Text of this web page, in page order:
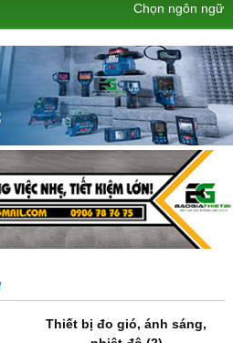
Chọn ngôn ngữ
Thiết bị đo gió, ánh sáng,